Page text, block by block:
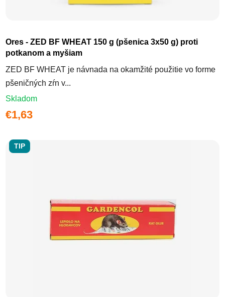
Ores - ZED BF WHEAT 150 g (pšenica 3x50 g) proti
potkanom a myšiam
ZED BF WHEAT je návnada na okamžité použitie vo forme
pšeničných zŕn v...
Skladom
€1,63
TIP